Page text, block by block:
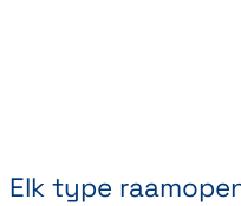
Elk type